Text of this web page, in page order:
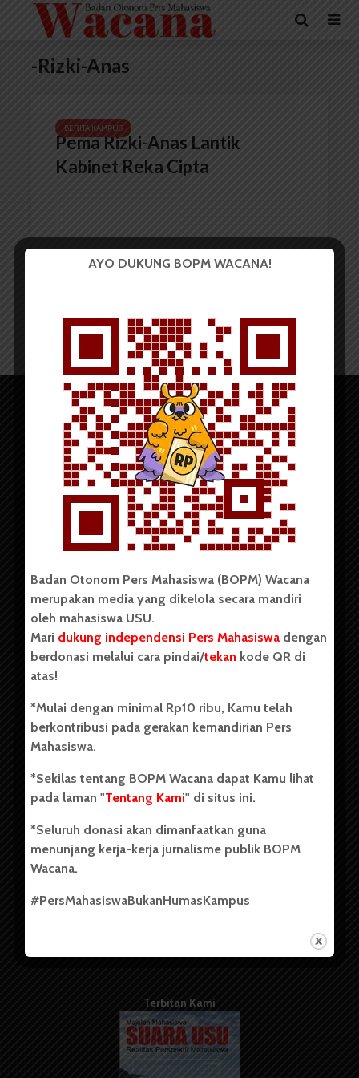
-Rizki-Anas
BERITA KAMPUS
Pema Rizki-Anas Lantik
Kabinet Reka Cipta
Copyright © 2023. All rights reserved BOPM WACANA.
Badan Otonom Pers Mahasiswa (BOPM) Wacana merupakan
pers mahasiswa yang berdiri di luar kampus dan dikelola
secara mandiri oleh mahasiswa Universitas Sumatera Utara
(USU). Sebelumnya BOPM Wacana merupakan salah satu
Unit Kegiatan Mahasiswa (UKM) di Universitas Sumatera
berdiri pada 1 Juli 1995.
Kontribusi
Info Iklan
Pedoman Media Siber
Kode Etik Jurnalistik
Terbitan Kami
AYO DUKUNG BOPM WACANA!
Badan Otonom Pers Mahasiswa (BOPM) Wacana
merupakan media yang dikelola secara mandiri
oleh mahasiswa USU.
Mari dukung independensi Pers Mahasiswa dengan
berdonasi melalui cara pindai/tekan kode QR di
atas!
*Mulai dengan minimal Rp10 ribu, Kamu telah
berkontribusi pada gerakan kemandirian Pers
Mahasiswa.
*Sekilas tentang BOPM Wacana dapat Kamu lihat
pada laman "Tentang Kami" di situs ini.
*Seluruh donasi akan dimanfaatkan guna
menunjang kerja-kerja jurnalisme publik BOPM
Wacana.
#PersMahasiswaBukanHumasKampus